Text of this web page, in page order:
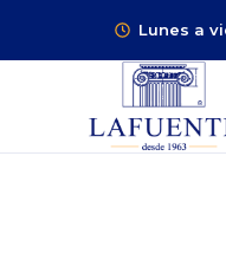
Lunes a